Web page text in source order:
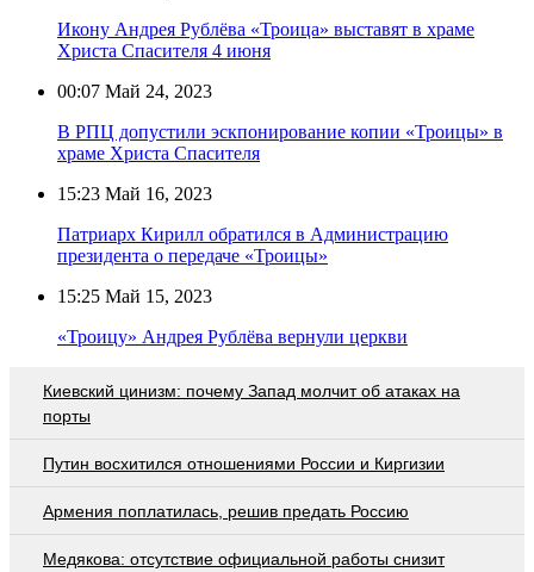
Икону Андрея Рублёва «Троица» выставят в храме
Христа Спасителя 4 июня
00:07 Май 24, 2023
В РПЦ допустили эскпонирование копии «Троицы» в
храме Христа Спасителя
15:23 Май 16, 2023
Патриарх Кирилл обратился в Администрацию
президента о передаче «Троицы»
15:25 Май 15, 2023
«Троицу» Андрея Рублёва вернули церкви
Киевский цинизм: почему Запад молчит об атаках на
порты
Путин восхитился отношениями России и Киргизии
Армения поплатилась, решив предать Россию
Медякова: отсутствие официальной работы снизит